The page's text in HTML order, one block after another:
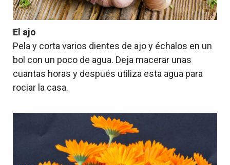
El ajo
Pela y corta varios dientes de ajo y échalos en un
bol con un poco de agua. Deja macerar unas
cuantas horas y después utiliza esta agua para
rociar la casa.